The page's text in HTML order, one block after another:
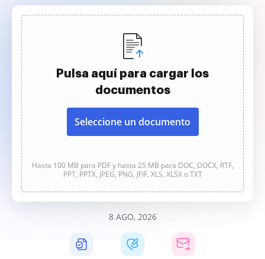
Pulsa aquí para cargar los
documentos
Seleccione un documento
Hasta 100 MB para PDF y hasta 25 MB para DOC, DOCX, RTF,
PPT, PPTX, JPEG, PNG, JFIF, XLS, XLSX o TXT
8 AGO, 2026